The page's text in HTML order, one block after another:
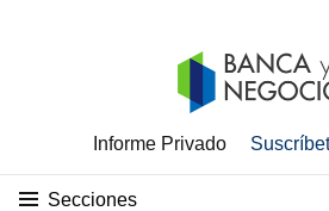
Informe Privado
Secciones